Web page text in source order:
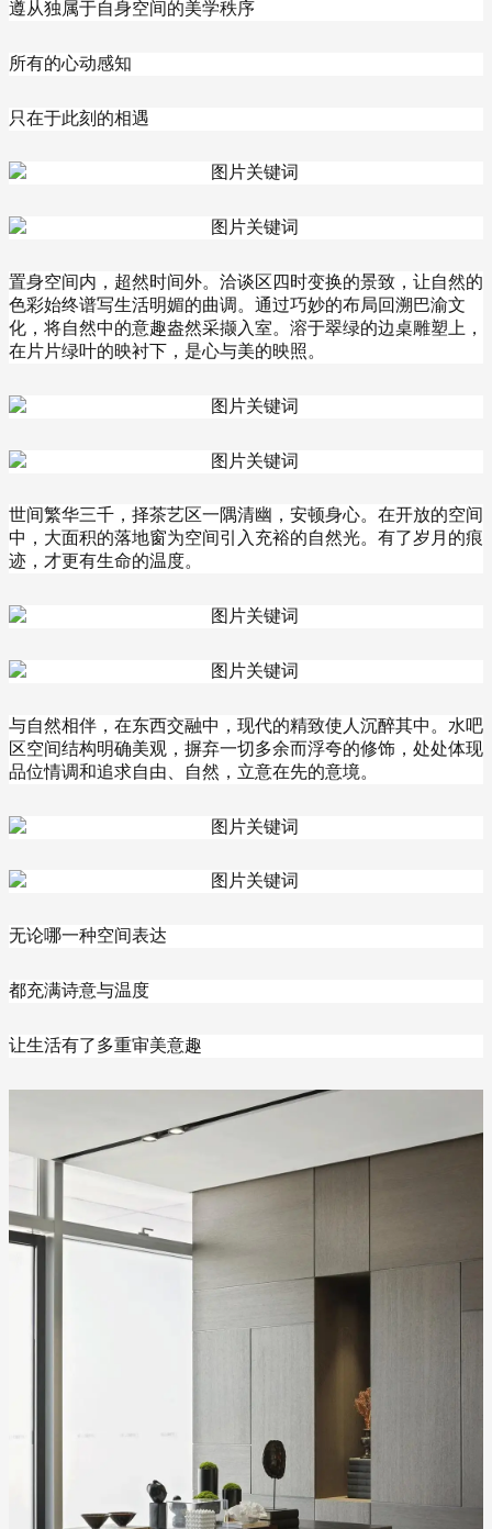
遵从独属于自身空间的美学秩序
所有的心动感知
只在于此刻的相遇
置身空间内，超然时间外。洽谈区四时变换的景致，让自然的
色彩始终谱写生活明媚的曲调。通过巧妙的布局回溯巴渝文
化，将自然中的意趣盎然采撷入室。溶于翠绿的边桌雕塑上，
在片片绿叶的映衬下，是心与美的映照。
世间繁华三千，择茶艺区一隅清幽，安顿身心。在开放的空间
中，大面积的落地窗为空间引入充裕的自然光。有了岁月的痕
迹，才更有生命的温度。
与自然相伴，在东西交融中，现代的精致使人沉醉其中。水吧
区空间结构明确美观，摒弃一切多余而浮夸的修饰，处处体现
品位情调和追求自由、自然，立意在先的意境。
无论哪一种空间表达
都充满诗意与温度
让生活有了多重审美意趣